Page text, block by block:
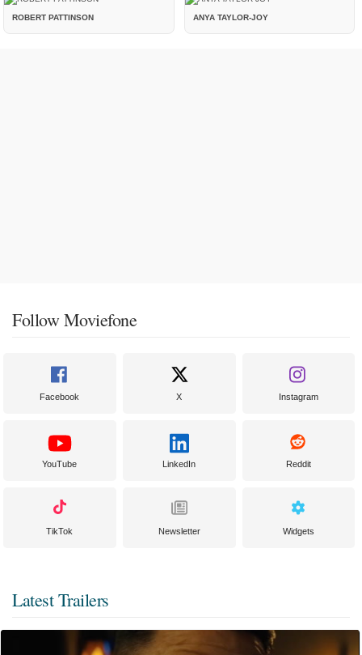
ROBERT PATTINSON ANYA TAYLOR-JOY
Follow Moviefone
Facebook X Instagram
YouTube LinkedIn Reddit
TikTok Newsletter Widgets
Latest Trailers